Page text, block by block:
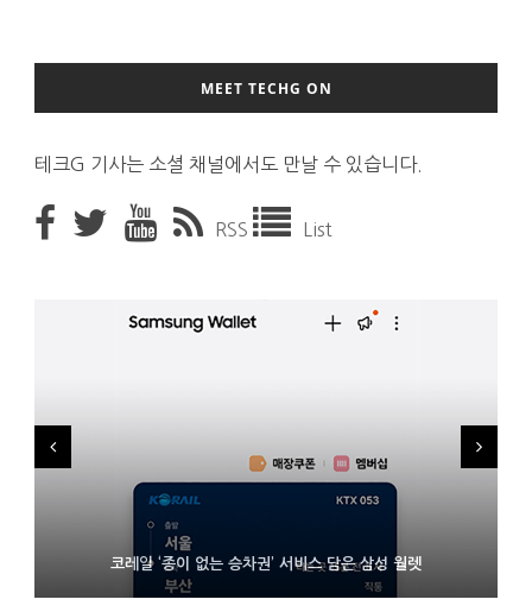
MEET TECHG ON
테크G 기사는 소셜 채널에서도 만날 수 있습니다.
RSS List
코레일 ‘종이 없는 승차권’ 서비스 담은 삼성 월렛
시력 조정 기능 얹고 가격 낮춘 공간 디스플레이 안경 ‘비추어 프로
2’ 공개
D램 부족에 10억달러어치 아이폰18 프로세서 패키징 대기 중